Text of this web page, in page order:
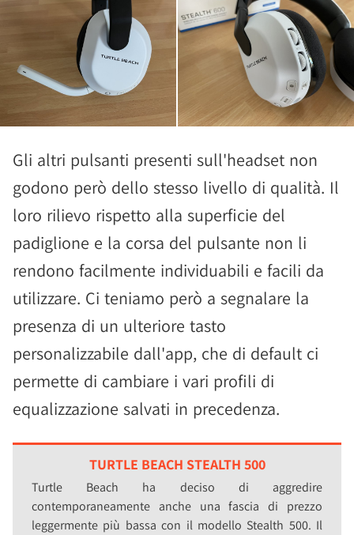
Gli altri pulsanti presenti sull'headset non
godono però dello stesso livello di qualità. Il
loro rilievo rispetto alla superficie del
padiglione e la corsa del pulsante non li
rendono facilmente individuabili e facili da
utilizzare. Ci teniamo però a segnalare la
presenza di un ulteriore tasto
personalizzabile dall'app, che di default ci
permette di cambiare i vari profili di
equalizzazione salvati in precedenza.
TURTLE BEACH STEALTH 500
Turtle Beach ha deciso di aggredire
contemporaneamente anche una fascia di prezzo
leggermente più bassa con il modello Stealth 500. Il